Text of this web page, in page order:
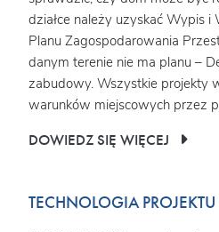
działce należy uzyskać Wypis
Planu Zagospodarowania
danym terenie nie ma planu –
zabudowy. Wszystkie projekty
warunków miejscowych przez
DOWIEDZ SIĘ WIĘCEJ
TECHNOLOGIA PROJEKTU